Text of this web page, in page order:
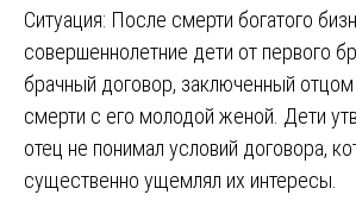
Ситуация: После смерти богатого
совершеннолетние дети от первого
брачный договор, заключенный
смерти с его молодой женой. Дети
отец не понимал условий договора,
существенно ущемлял их интересы.